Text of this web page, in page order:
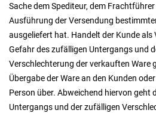
Sache dem Spediteur, dem
Ausführung der Versendung
ausgeliefert hat. Handelt der Kunde als
Gefahr des zufälligen Untergangs und
Verschlechterung der verkauften Ware
Übergabe der Ware an den Kunden
Person über. Abweichend hiervon geht
Untergangs und der zufälligen